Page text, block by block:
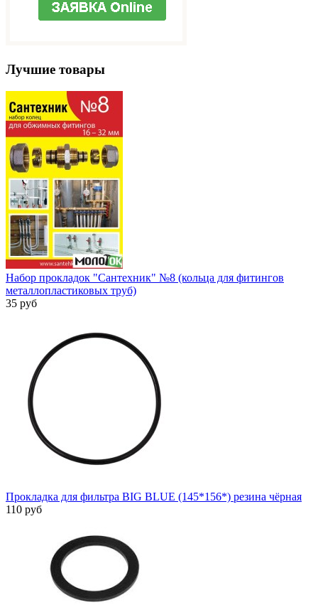
Лучшие товары
Набор прокладок "Сантехник" №8 (кольца для фитингов
металлопластиковых труб)
35 руб
Прокладка для фильтра BIG BLUE (145*156*) резина чёрная
110 руб